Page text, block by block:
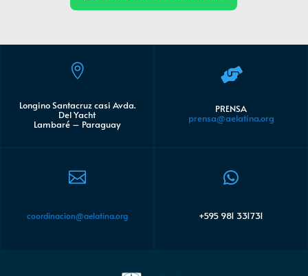

Longino Santacruz casi Avda.
Del Yacht
Lambaré – Paraguay

coordinacion@aelatina.org

PRENSA
prensa@aelatina.org

+595 981 331731